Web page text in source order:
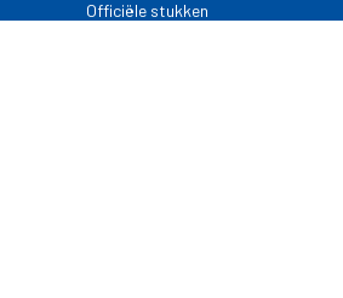
Officiële stukken